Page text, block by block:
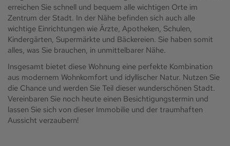
erreichen Sie schnell und bequem alle wichtigen Orte im
Zentrum der Stadt. In der Nähe befinden sich auch alle
wichtige Einrichtungen wie Ärzte, Apotheken, Schulen,
Kindergärten, Supermärkte und Bäckereien. Sie haben somit
alles, was Sie brauchen, in unmittelbarer Nähe.
Insgesamt bietet diese Wohnung eine perfekte Kombination
aus modernem Wohnkomfort und idyllischer Natur. Nutzen Sie
die Chance und werden Sie Teil dieser wunderschönen Stadt.
Vereinbaren Sie noch heute einen Besichtigungstermin und
lassen Sie sich von dieser Immobilie und der traumhaften
Aussicht verzaubern!